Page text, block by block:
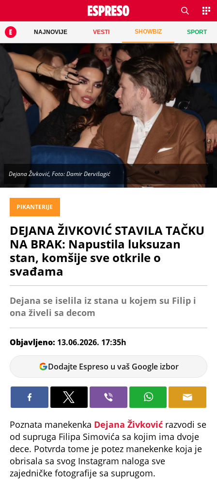
NAJNOVIJE VESTI SHOWBIZ SPORT
Dejana Živković, Foto: Damir Dervišagić
PIKANTERIJE
DEJANA ŽIVKOVIĆ STAVILA TAČKU
NA BRAK: Napustila luksuzan
stan, komšije sve otkrile o
svađama
Dejana se iselila iz stana u kojem su Filip i
ona živeli sa decom
Objavljeno: 13.06.2026. 17:35h
Miloš
DojčinovićDodajte Espreso u vaš Google izbor
Poznata manekenka Dejana Živković razvodi se
od supruga Filipa Simovića sa kojim ima dvoje
dece. Potvrda tome je potez manekenke koja je
obrisala sa svog Instagram naloga sve
zajedničke fotografije sa suprugom.